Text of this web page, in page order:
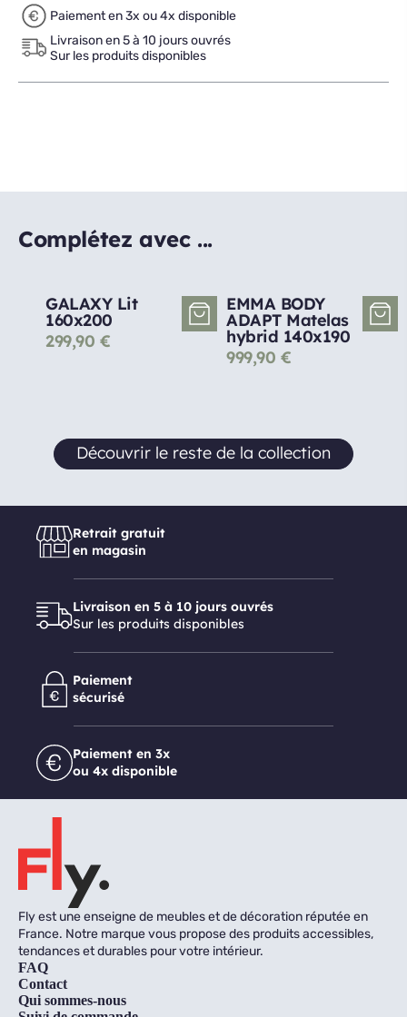
Paiement en 3x ou 4x disponible
Livraison en 5 à 10 jours ouvrés
Sur les produits disponibles
Complétez avec ...
GALAXY Lit
160x200
299,90 €
EMMA BODY
ADAPT Matelas
hybrid 140x190
999,90 €
Découvrir le reste de la collection
Retrait gratuit
en magasin
Livraison en 5 à 10 jours ouvrés
Sur les produits disponibles
Paiement
sécurisé
Paiement en 3x
ou 4x disponible
Fly est une enseigne de meubles et de décoration réputée en
France. Notre marque vous propose des produits accessibles,
tendances et durables pour votre intérieur.
FAQ
Contact
Qui sommes-nous